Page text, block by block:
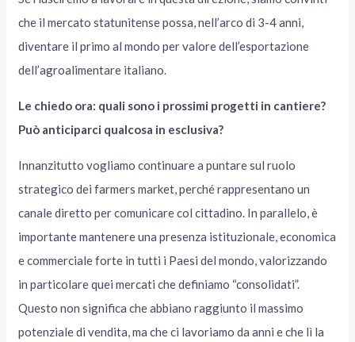
che il mercato statunitense possa, nell’arco di 3-4 anni,
diventare il primo al mondo per valore dell’esportazione
dell’agroalimentare italiano.
Le chiedo ora: quali sono i prossimi progetti in cantiere?
Può anticiparci qualcosa in esclusiva?
Innanzitutto vogliamo continuare a puntare sul ruolo
strategico dei farmers market, perché rappresentano un
canale diretto per comunicare col cittadino. In parallelo, è
importante mantenere una presenza istituzionale, economica
e commerciale forte in tutti i Paesi del mondo, valorizzando
in particolare quei mercati che definiamo “consolidati”.
Questo non significa che abbiano raggiunto il massimo
potenziale di vendita, ma che ci lavoriamo da anni e che lì la